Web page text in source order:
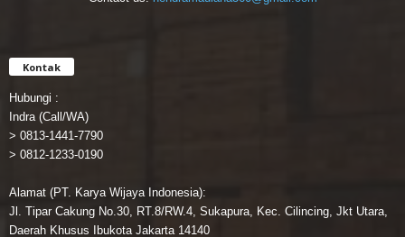
Kontak
Hubungi :
Indra (Call/WA)
> 0813-1441-7790
> 0812-1233-0190
Alamat (PT. Karya Wijaya Indonesia):
Jl. Tipar Cakung No.30, RT.8/RW.4, Sukapura, Kec. Cilincing, Jkt Utara,
Daerah Khusus Ibukota Jakarta 14140